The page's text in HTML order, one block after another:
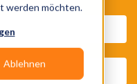
werden möchten.
Ablehnen
Stadt, PLZ, Ort